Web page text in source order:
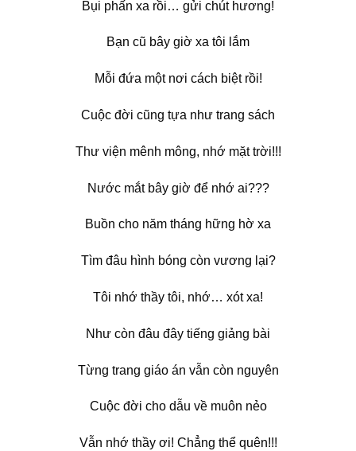
Bụi phấn xa rồi… gửi chút hương!
Bạn cũ bây giờ xa tôi lắm
Mỗi đứa một nơi cách biệt rồi!
Cuộc đời cũng tựa như trang sách
Thư viện mênh mông, nhớ mặt trời!!!
Nước mắt bây giờ để nhớ ai???
Buồn cho năm tháng hững hờ xa
Tìm đâu hình bóng còn vương lại?
Tôi nhớ thầy tôi, nhớ… xót xa!
Như còn đâu đây tiếng giảng bài
Từng trang giáo án vẫn còn nguyên
Cuộc đời cho dẫu về muôn nẻo
Vẫn nhớ thầy ơi! Chẳng thể quên!!!